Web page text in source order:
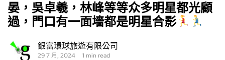
晏，吳卓羲，林峰等等众多明星都光顧
過，門口有一面墻都是明星合影
銀富環球旅遊有限公司
29 7 月, 2024 1 min read